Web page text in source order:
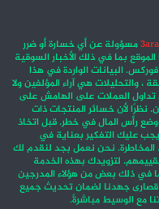
مسؤولة عن أي خسارة أو ضرر
بما في ذلك الأخبار السوقية
البيانات الواردة في هذا
، والتحليلات هي آراء المؤلفين ولا
تداول العملات على الهامش على
نظرًا لأن خسائر المنتجات ذات
ووضع رأس المال في خطر. قبل اتخاذ
يجب عليك التفكير بعناية في
نحن نعمل بجد لنقدم لك
لتزويدك بهذه الخدمة
في ذلك بعض من هؤلاء المدرجين
جهدنا لضمان تحديث جميع
مع الوسيط مباشرةً.